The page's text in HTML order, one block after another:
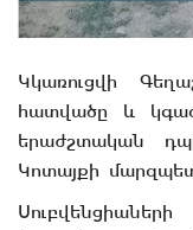
Կկառուցվի
հատվածը և
երաժշտական
Կոտայքի